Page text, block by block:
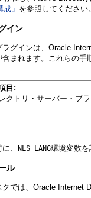
」 を参照してください。
イン
グインは、Oracle
まれます。これらの手
目:
クトリ・サーバー・プラ
、 NLS_LANG環境変数を
ル
では、Oracle Internet